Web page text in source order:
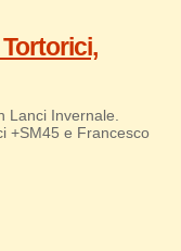
Lanci Invernale.
+SM45 e Francesco